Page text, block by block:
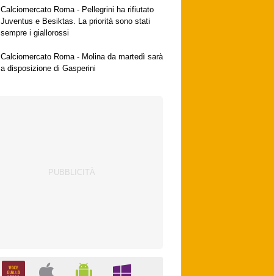
Calciomercato Roma - Pellegrini ha rifiutato
Juventus e Besiktas. La priorità sono stati
sempre i giallorossi
Calciomercato Roma - Molina da martedì sarà
a disposizione di Gasperini